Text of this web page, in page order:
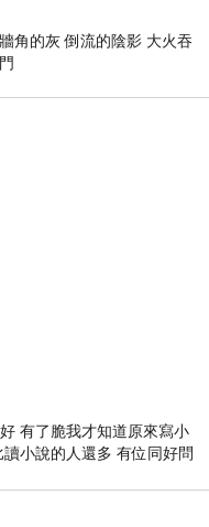
角的灰 倒流的陰影 大火吞
有了脆我才知道原來寫小
小說的人還多 有位同好問
高中文學獎的